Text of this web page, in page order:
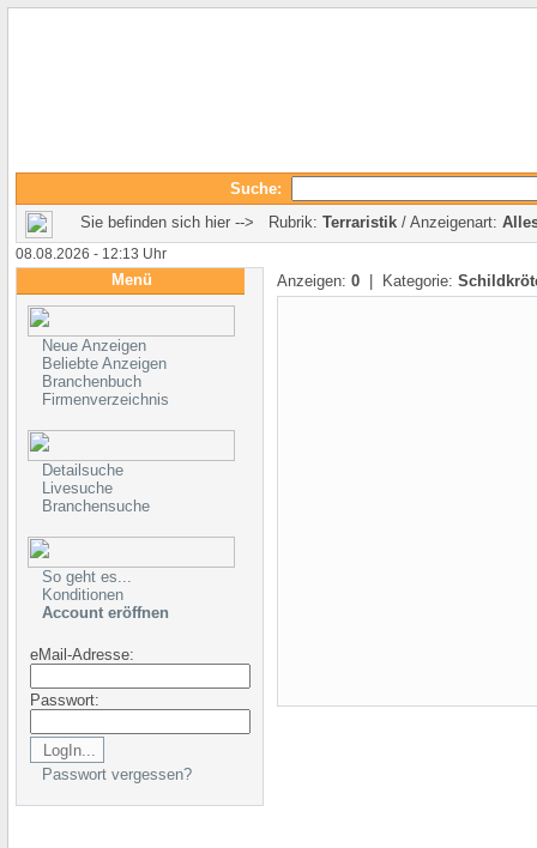
Suche:
Sie befinden sich hier --> Rubrik: Terraristik / Anzeigenart:
08.08.2026 - 12:13 Uhr
Menü
Neue Anzeigen
Beliebte Anzeigen
Branchenbuch
Firmenverzeichnis
Detailsuche
Livesuche
Branchensuche
So geht es...
Konditionen
Account eröffnen
eMail-Adresse:
Passwort:
Passwort vergessen?
Anzeigen: 0 | Kategorie: